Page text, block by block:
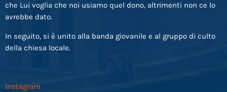
che Lui voglia che noi usiamo quel dono, altrimenti non ce lo
avrebbe dato.
In seguito, si è unito alla banda giovanile e al gruppo di culto
della chiesa locale.
Instagram